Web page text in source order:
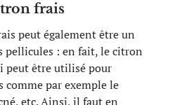
frais
peut également être un
pellicules : en fait, le citron
peut être utilisé pour
comme par exemple le
etc. Ainsi, il faut en